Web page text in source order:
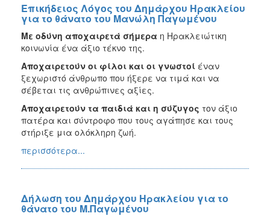
Επικήδειος Λόγος του Δημάρχου Ηρακλείου
για το θάνατο του Μανώλη Παγωμένου
Με οδύνη αποχαιρετά σήμερα η Ηρακλειώτικη
κοινωνία ένα άξιο τέκνο της.
Αποχαιρετούν οι φίλοι και οι γνωστοί έναν
ξεχωριστό άνθρωπο που ήξερε να τιμά και να
σέβεται τις ανθρώπινες αξίες.
Αποχαιρετούν τα παιδιά και η σύζυγος τον άξιο
πατέρα και σύντροφο που τους αγάπησε και τους
στήριξε μια ολόκληρη ζωή.
περισσότερα...
Δήλωση του Δημάρχου Ηρακλείου για το
θάνατο του Μ.Παγωμένου